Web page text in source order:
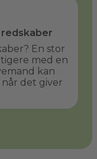
En stor
med en
kan
det giver